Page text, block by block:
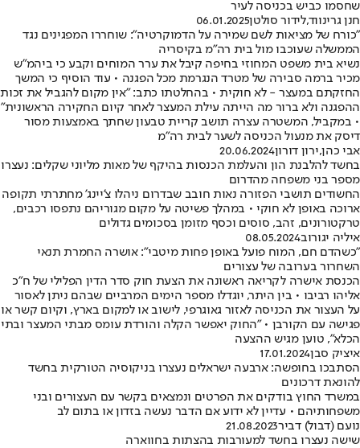
שחסמו כביש בכניסה לעיר
חנן גרינווד,לידור סולטן06.01.2025
"כורח של מציאות לשם שמירה על הדמוקרטיה": שוחררו המפגינים נגד
הממשלה שעוכבו מול בית רה"מ בקיסריה
נשיא בית משפט המחוזי בחיפה קיבל את ערר המוחים וקבע כי ביהמ"ש
מכיר ברמה סבירה של מטרד הנגרמת מכל הפגנה • עוד הוסיף כי המשך
החזקתם במעצר - לא חוקית • בהחלטתו כתב: "אין מקום להגביל את זכות
ההפגנה ולא ברור מה הייתה עילת המעצר לאחר קיום החקירה הראשונית"
• במקביל, המשטרה עצרה תושב קריית טבעון שחתך באמצעות מסור
דיסק את מנעול הכניסה לשער לבית רה"מ
אבי כהן,ירון דורון20.06.2024
בחשד להלבנת הון והעלמת הכנסות בהיקף של מאות מליוני שקלים: נעצרו
מספר בני משפחה מהדרום
החשודים תושבי הפזורה נאות חובב שבדרום ניהלו צ'יינג' מחתרתי תקופה
ארוכה באופן לא חוקי • במהלך פשיטה על מקום מגוריהם נתפסו רכבים,
טרקטורונים, זהב, סוסים וכסף מזומן בסכומים גדולים
איליה יגורוב08.05.2024
"כשהדם חם, המוח פועל באופן פחות מיטבי": אושרה החמרת תנאי
השחרור בערובה של עצורים
הכנסת אישרה לקריאה ראשונה את הצעת חוק סדר הדין הפלילי של ח"כ
אליהו רביבו • בין היתר, יוגדלו מספר הימים המרביים שבהם ניתן לאסור
על העצור את הכניסה לאזור גאוגרפי, לישוב או למקום בארץ, וקיום קשר או
פגישה עם הקורבן • "החוק יאפשר הקלה והורדת עומס מבתי המעצר ובתי
הכלא", טוען מגיש ההצעה
איציק סבן17.01.2024
הסתבכו בחופשה: ארבעה ישראלים נעצרו בניקוסיה הטורקית בחשד
להונאת דרכונים
במשרד החוץ בודקים את הפרטים ונמצאים בקשר עם העצורים ובני
משפחותיהם • עדיין לא ידוע אם הדבר נעשה בזדון או בתום לב
נועם (דבול) דביר21.08.2023
שישה נעצרו בחשד למעורבות בהצתות בחווארה